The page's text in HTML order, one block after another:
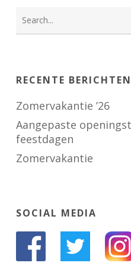
RECENTE BERICHTEN
Zomervakantie ’26
Aangepaste
feestdagen
Zomervakantie
SOCIAL MEDIA